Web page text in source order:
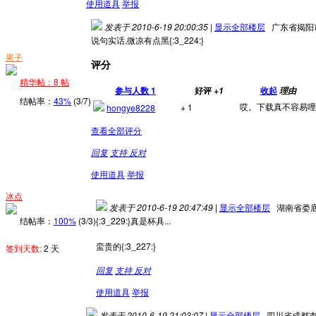
使用道具举报
果子
精华帖：8 帖
结帖率： 43% (3/7)
发表于 2010-6-19 20:00:35 | 显示全部楼层 广东省揭阳
说句实话,微凉有点黑{:3_224:}
评分
参与人数1 好评+1 收起 理由
hongye8228
+ 1
哎。下载真不容易哩
查看全部评分
回复 支持 反对
使用道具举报
冰点
结帖率： 100% (3/3)
签到天数:2 天
发表于 2010-6-19 20:47:49 | 显示全部楼层 湖南省娄
{:3_229:}真是杯具...
蛮贵的{:3_227:}
回复 支持 反对
使用道具举报